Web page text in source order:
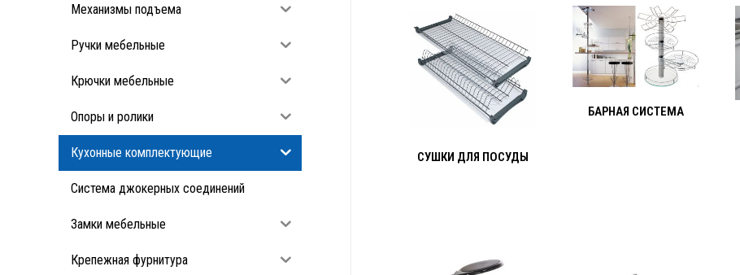
Механизмы подъема
Ручки мебельные
Крючки мебельные
Опоры и ролики
Кухонные комплектующие
Система джокерных соединений
Замки мебельные
Крепежная фурнитура
СУШКИ ДЛЯ ПОСУДЫ
БАРНАЯ СИСТЕМА